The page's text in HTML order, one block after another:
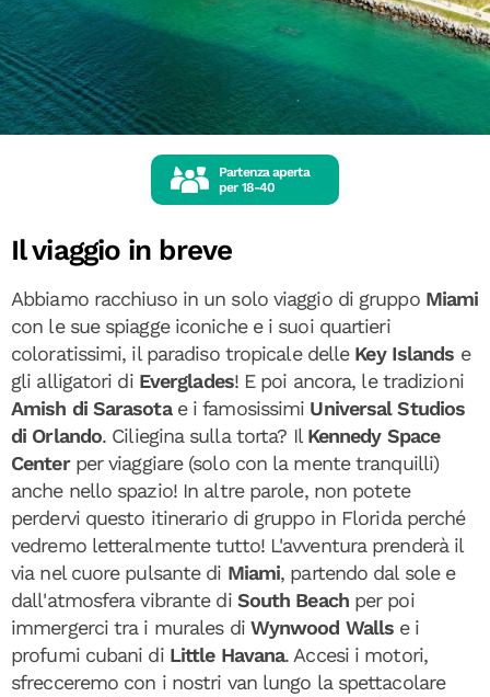
Partenza aperta
per 18-40
Il viaggio in breve
Abbiamo racchiuso in un solo viaggio di gruppo Miami
con le sue spiagge iconiche e i suoi quartieri
coloratissimi, il paradiso tropicale delle Key Islands e
gli alligatori di Everglades! E poi ancora, le tradizioni
Amish di Sarasotae i famosissimi Universal Studios
di Orlando. Ciliegina sulla torta? Il Kennedy Space
Center per viaggiare (solo con la mente tranquilli)
anche nello spazio! In altre parole, non potete
perdervi questo itinerario di gruppo in Florida perché
vedremo letteralmente tutto! L'avventura prenderà il
via nel cuore pulsante di Miami, partendo dal sole e
dall'atmosfera vibrante di South Beachper poi
immergerci tra i murales di Wynwood Walls e i
profumi cubani di Little Havana. Accesi i motori,
sfrecceremo con i nostri van lungo la spettacolare